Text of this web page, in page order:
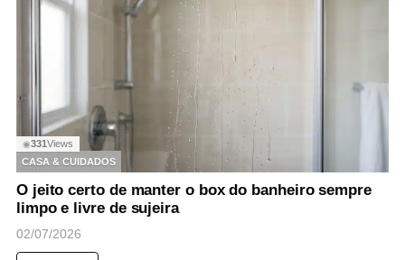
◉331 Views
CASA & CUIDADOS
O jeito certo de manter o box do banheiro sempre
limpo e livre de sujeira
02/07/2026